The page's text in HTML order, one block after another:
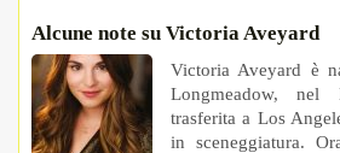
Alcune note su Victoria Aveyard
Victoria Aveyard è
Longmeadow, nel
trasferita a Los
in sceneggiatura.